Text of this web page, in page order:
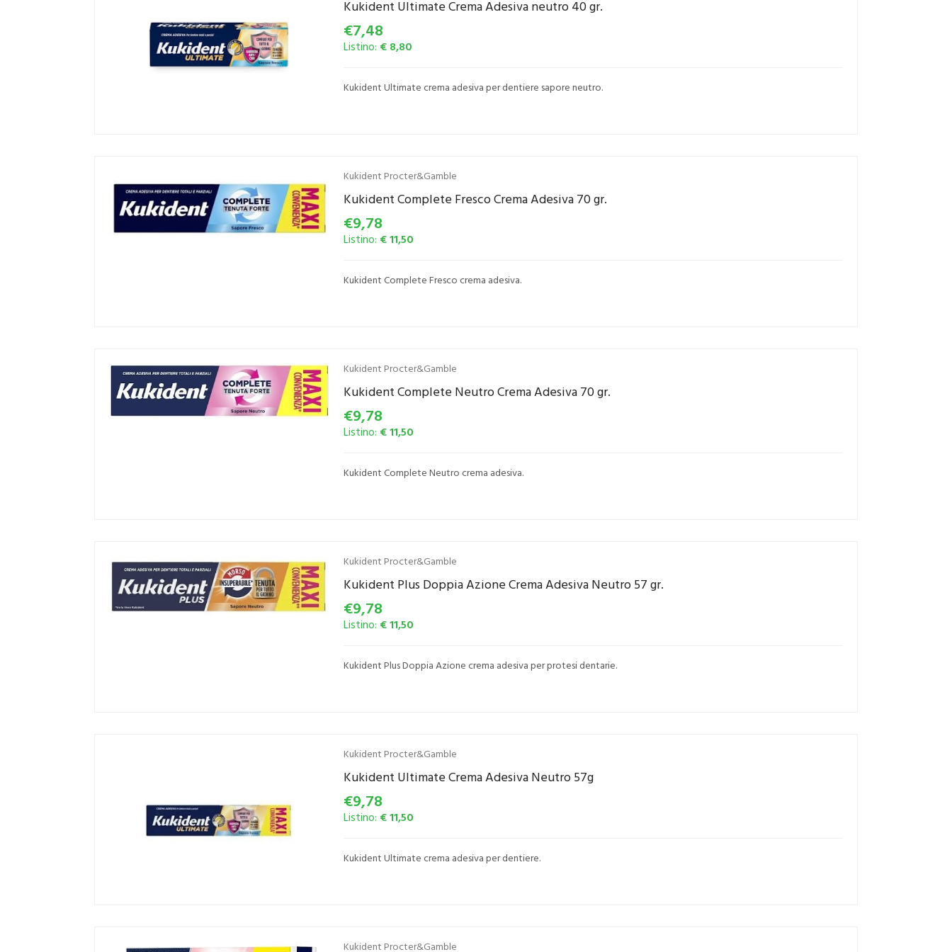
Kukident Ultimate Crema Adesiva neutro 40 gr.
€7,48
Listino: € 8,80
Kukident Ultimate crema adesiva per dentiere sapore neutro.
Kukident Procter&Gamble
Kukident Complete Fresco Crema Adesiva 70 gr.
€9,78
Listino: € 11,50
Kukident Complete Fresco crema adesiva.
Kukident Procter&Gamble
Kukident Complete Neutro Crema Adesiva 70 gr.
€9,78
Listino: € 11,50
Kukident Complete Neutro crema adesiva.
Kukident Procter&Gamble
Kukident Plus Doppia Azione Crema Adesiva Neutro 57 gr.
€9,78
Listino: € 11,50
Kukident Plus Doppia Azione crema adesiva per protesi dentarie.
Kukident Procter&Gamble
Kukident Ultimate Crema Adesiva Neutro 57g
€9,78
Listino: € 11,50
Kukident Ultimate crema adesiva per dentiere.
Kukident Procter&Gamble